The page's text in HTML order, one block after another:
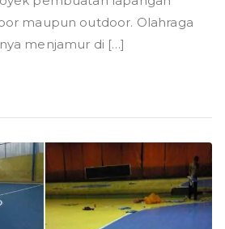
maupun outdoor. Olahraga
menjamur di […]